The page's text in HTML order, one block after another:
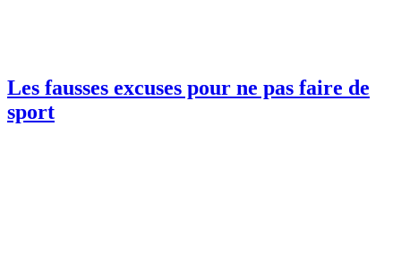
Les fausses excuses pour ne pas faire de
sport